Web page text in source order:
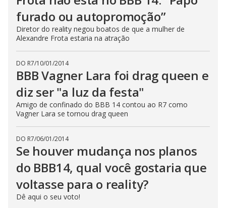
furado ou autopromoção”
Diretor do reality negou boatos de que a mulher de
Alexandre Frota estaria na atração
DO R7/10/01/2014
BBB Vagner Lara foi drag queen e
diz ser "a luz da festa"
Amigo de confinado do BBB 14 contou ao R7 como
Vagner Lara se tornou drag queen
DO R7/06/01/2014
Se houver mudança nos planos
do BBB14, qual você gostaria que
voltasse para o reality?
Dê aqui o seu voto!